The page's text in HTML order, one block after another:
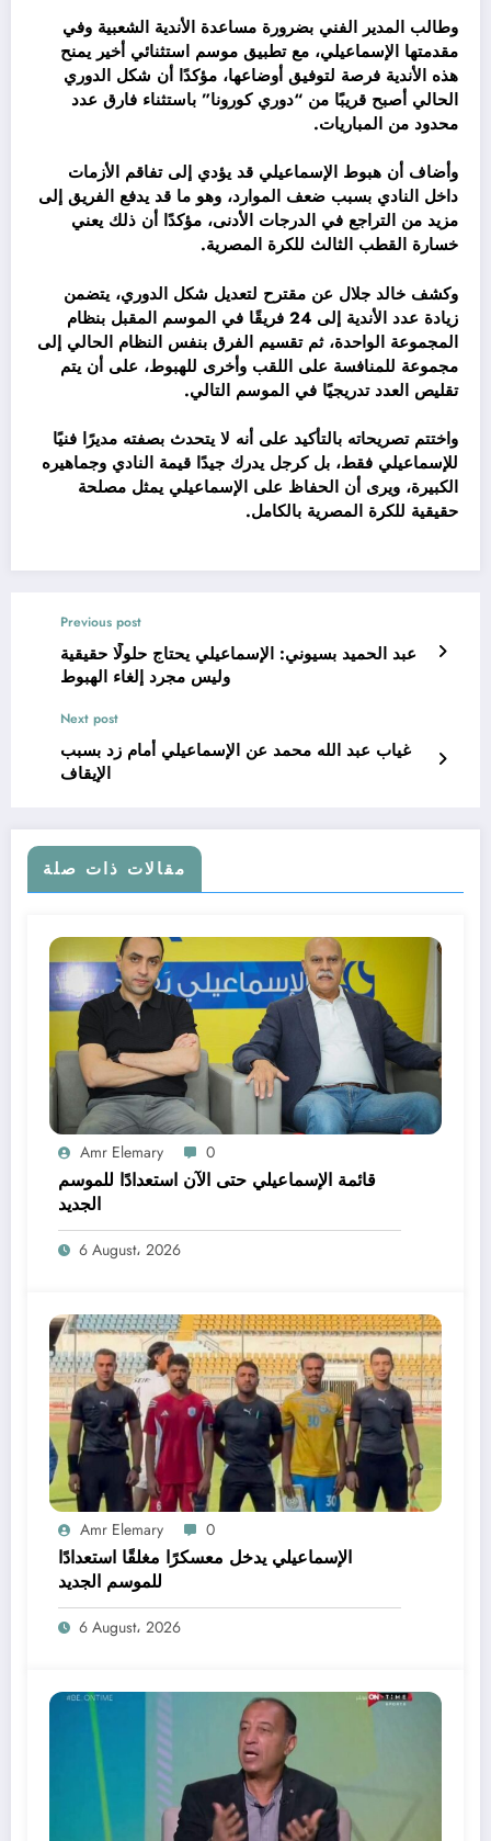
وطالب المدير الفني بضرورة مساعدة الأندية الشعبية وفي
مقدمتها الإسماعيلي، مع تطبيق موسم استثنائي أخير يمنح
هذه الأندية فرصة لتوفيق أوضاعها، مؤكدًا أن شكل الدوري
الحالي أصبح قريبًا من “دوري كورونا” باستثناء فارق عدد
محدود من المباريات.
وأضاف أن هبوط الإسماعيلي قد يؤدي إلى تفاقم الأزمات
داخل النادي بسبب ضعف الموارد، وهو ما قد يدفع الفريق إلى
مزيد من التراجع في الدرجات الأدنى، مؤكدًا أن ذلك يعني
خسارة القطب الثالث للكرة المصرية.
وكشف خالد جلال عن مقترح لتعديل شكل الدوري، يتضمن
زيادة عدد الأندية إلى 24 فريقًا في الموسم المقبل بنظام
المجموعة الواحدة، ثم تقسيم الفرق بنفس النظام الحالي إلى
مجموعة للمنافسة على اللقب وأخرى للهبوط، على أن يتم
تقليص العدد تدريجيًا في الموسم التالي.
واختتم تصريحاته بالتأكيد على أنه لا يتحدث بصفته مديرًا فنيًا
للإسماعيلي فقط، بل كرجل يدرك جيدًا قيمة النادي وجماهيره
الكبيرة، ويرى أن الحفاظ على الإسماعيلي يمثل مصلحة
حقيقية للكرة المصرية بالكامل.
Previous post
عبد الحميد بسيوني: الإسماعيلي يحتاج حلولًا حقيقية
وليس مجرد إلغاء الهبوط
Next post
غياب عبد الله محمد عن الإسماعيلي أمام زد بسبب
الإيقاف
مقالات ذات صلة
Amr Elemary 0
قائمة الإسماعيلي حتى الآن استعدادًا للموسم
الجديد
6 August، 2026
Amr Elemary 0
الإسماعيلي يدخل معسكرًا مغلقًا استعدادًا
للموسم الجديد
6 August، 2026